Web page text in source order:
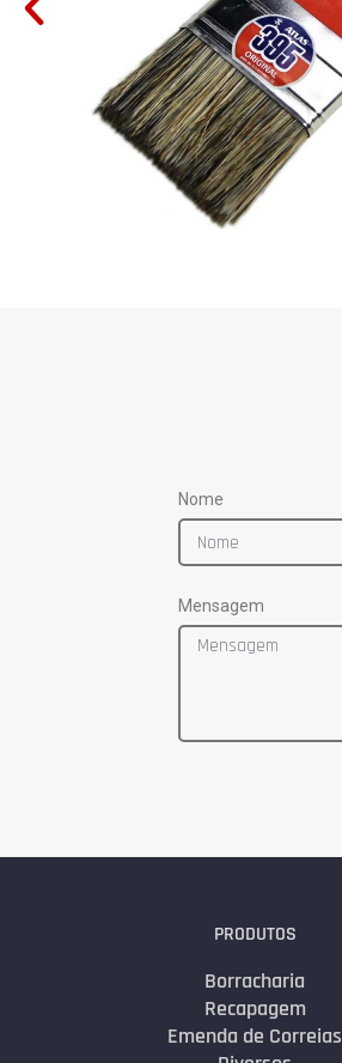
Nome
Mensagem
PRODUTOS
Borracharia
Recapagem
Emenda de Correias